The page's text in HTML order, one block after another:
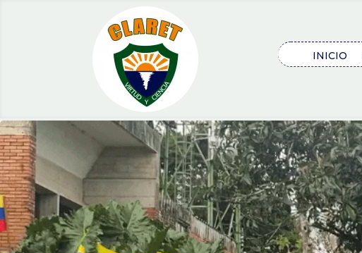
INICIO